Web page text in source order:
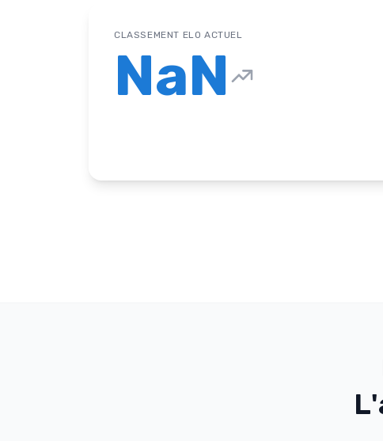
CLASSEMENT ELO ACTUEL
NaN
L'